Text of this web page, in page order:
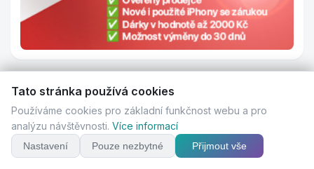
RealFree.cz
130 000 Kč
Tato stránka používá cookies
Používáme cookies pro základní funkčnost webu a pro
analýzu návštěvnosti. Více informací
Nastavení Pouze nezbytné Přijmout vše